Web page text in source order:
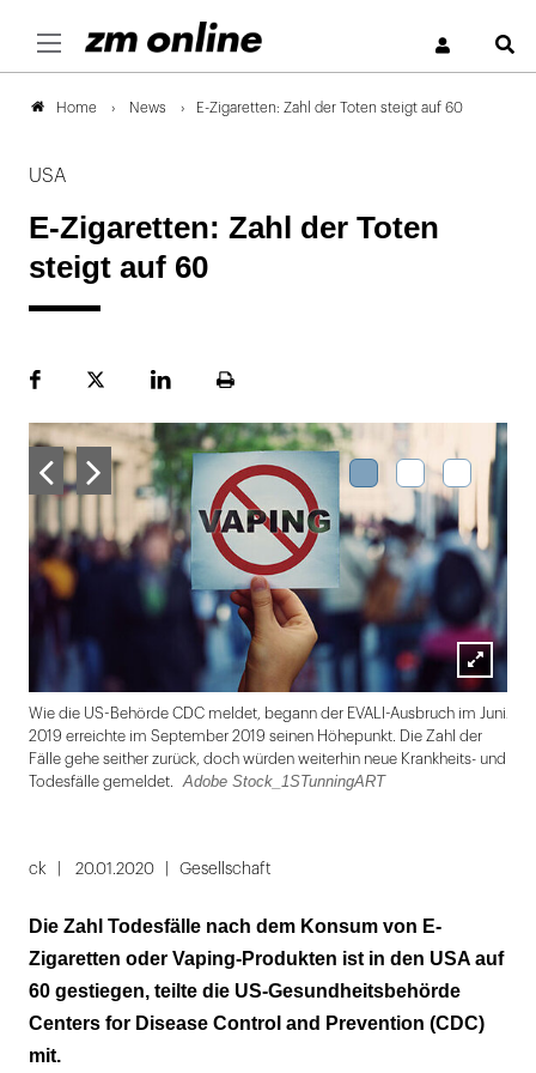
Home News E-Zigaretten: Zahl der Toten steigt auf 60
USA
E-Zigaretten: Zahl der Toten
steigt auf 60
FacebookPlattformLinekdInSeite
Lightbox
öffnen
Wie die US-Behörde CDC meldet, begann der EVALI-Ausbruch im Juni
2019 erreichte im September 2019 seinen Höhepunkt. Die Zahl der
Fälle gehe seither zurück, doch würden weiterhin neue Krankheits- und
Todesfälle gemeldet.
Adobe Stock_1STunningART
1
3
ck 20.01.2020 Gesellschaft
Die Zahl Todesfälle nach dem Konsum von E-
Zigaretten oder Vaping-Produkten ist in den USA auf
60 gestiegen, teilte die US-Gesundheitsbehörde
Centers for Disease Control and Prevention (CDC)
mit.